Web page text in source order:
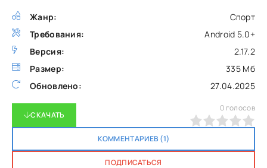
Жанр:
Спорт
Требования:
Android 5.0+
Версия:
2.17.2
Размер:
335 Мб
Обновлено:
27.04.2025
СКАЧАТЬ
КОММЕНТАРИЕВ (1)
ПОДПИСАТЬСЯ
0 голосов